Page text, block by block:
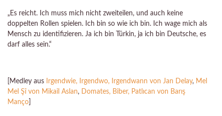
„Es reicht. Ich muss mich nicht zweiteilen, und auch keine
doppelten Rollen spielen. Ich bin so wie ich bin. Ich wage mich als
Mensch zu identifizieren. Ja ich bin Türkin, ja ich bin Deutsche, es
darf alles sein.“
[Medley aus Irgendwie, Irgendwo, Irgendwann von Jan Delay, Mel
Mel Şî von Mikail Aslan, Domates, Biber, Patlıcan von Barış
Manço